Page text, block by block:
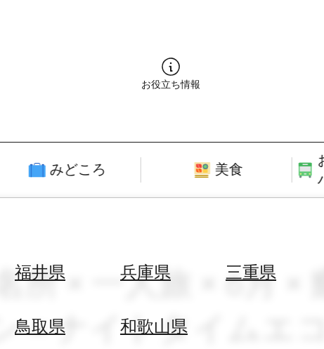
お役立ち情報
みどころ 美食
福井県 兵庫県 三重県
鳥取県 和歌山県
所 × 一人旅 × 6月
× ナイトタイムエ